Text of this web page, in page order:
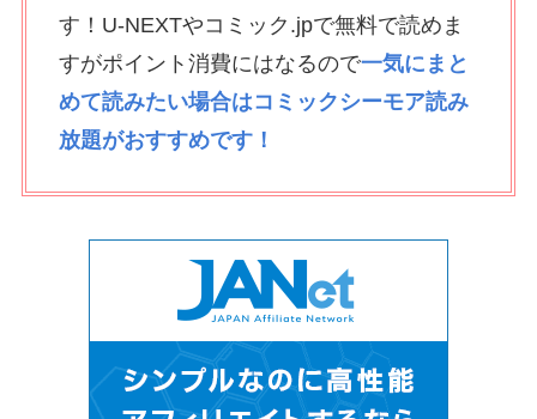
す！U-NEXTやコミック.jpで無料で読めま
すがポイント消費にはなるので一気にまと
めて読みたい場合はコミックシーモア読み
放題がおすすめです！